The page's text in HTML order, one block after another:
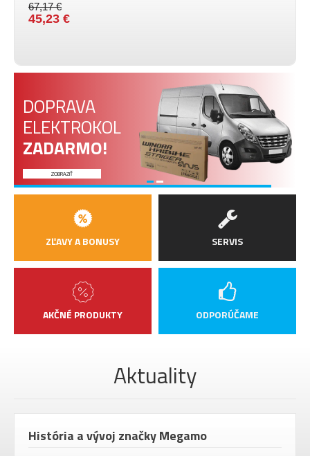
67,17 €
45,23 €
DOPRAVA
ELEKTROKOL
ZADARMO!
ZOBRAZIŤ
ZĽAVY A BONUSY
AKČNÉ PRODUKTY
SERVIS
ODPORÚČAME
Aktuality
História a vývoj značky Megamo